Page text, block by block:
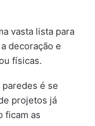
vasta lista para
decoração e
físicas.
é se
projetos já
ficam as